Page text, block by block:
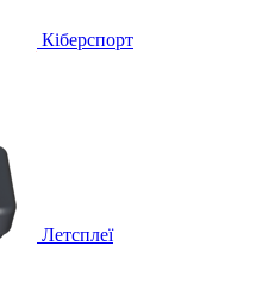
Кіберспорт
Летсплеї